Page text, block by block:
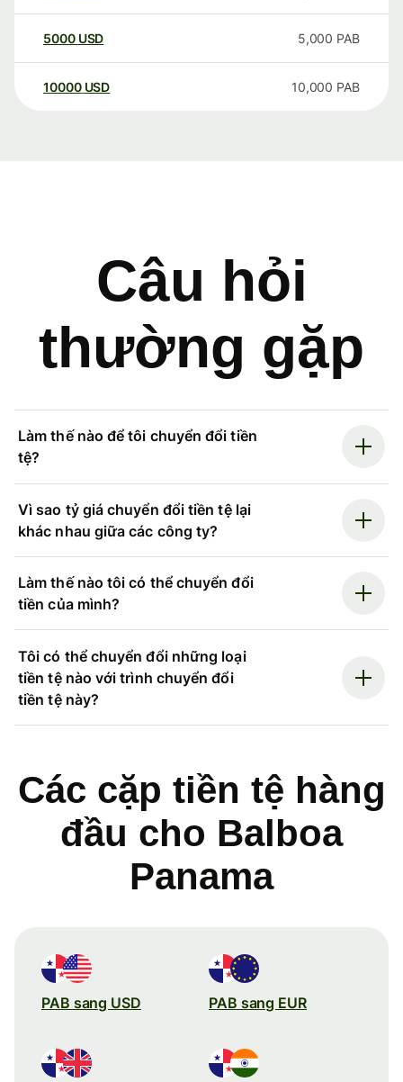
5000 USD 5,000 PAB
10000 USD 10,000 PAB
Câu hỏi
thường gặp
Làm thế nào để tôi chuyển đổi tiền
tệ?
Vì sao tỷ giá chuyển đổi tiền tệ lại
khác nhau giữa các công ty?
Làm thế nào tôi có thể chuyển đổi
tiền của mình?
Tôi có thể chuyển đổi những loại
tiền tệ nào với trình chuyển đổi
tiền tệ này?
Các cặp tiền tệ hàng
đầu cho Balboa
Panama
PAB sang USD PAB sang EUR